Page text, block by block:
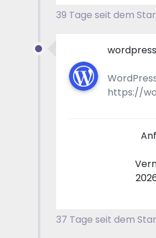
39 Tage seit dem
https://
37 Tage seit dem